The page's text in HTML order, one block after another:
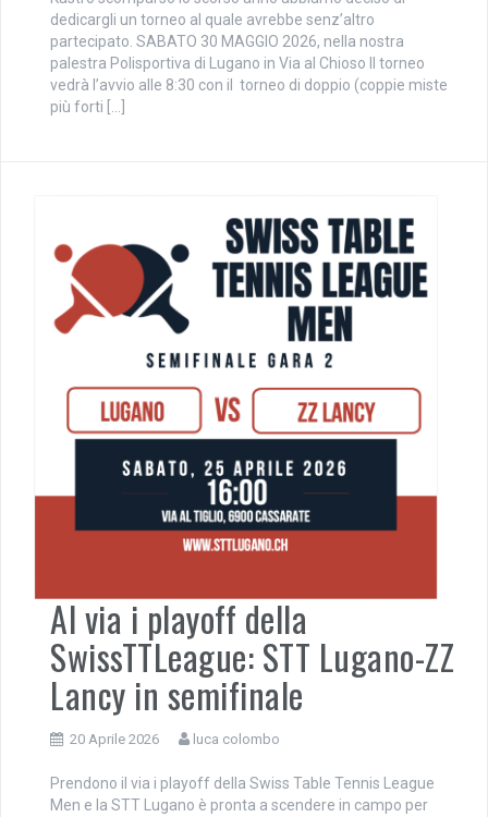
dedicargli un torneo al quale avrebbe senz’altro
partecipato. SABATO 30 MAGGIO 2026, nella nostra
palestra Polisportiva di Lugano in Via al Chioso Il torneo
vedrà l’avvio alle 8:30 con il torneo di doppio (coppie miste
più forti […]
Al via i playoff della
SwissTTLeague: STT Lugano-ZZ
Lancy in semifinale
20 Aprile 2026 luca colombo
Prendono il via i playoff della Swiss Table Tennis League
Men e la STT Lugano è pronta a scendere in campo per